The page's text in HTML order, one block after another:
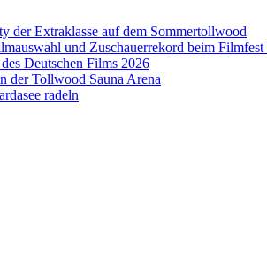
der Extraklasse auf dem Sommertollwood
und Zuschauerrekord beim
Deutschen Films 2026
der Tollwood Sauna Arena
radeln